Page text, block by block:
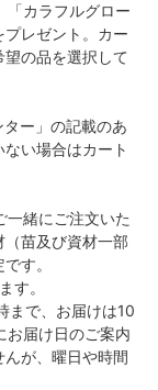
「カラフルグロー
レゼント。カー
望の品を選択して
ー」の記載のあ
い場合はカート
一緒にご注文いた
苗及び資材一部
す。
す。
まで、お届けは10
お届け日のご案内
が、曜日や時間